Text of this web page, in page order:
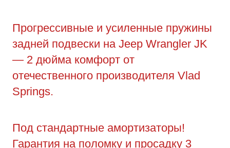
Прогрессивные и усиленные пружины
задней подвески на Jeep Wrangler JK
— 2 дюйма комфорт от
отечественного производителя Vlad
Springs.
Под стандартные амортизаторы!
Гарантия на поломку и просадку 3